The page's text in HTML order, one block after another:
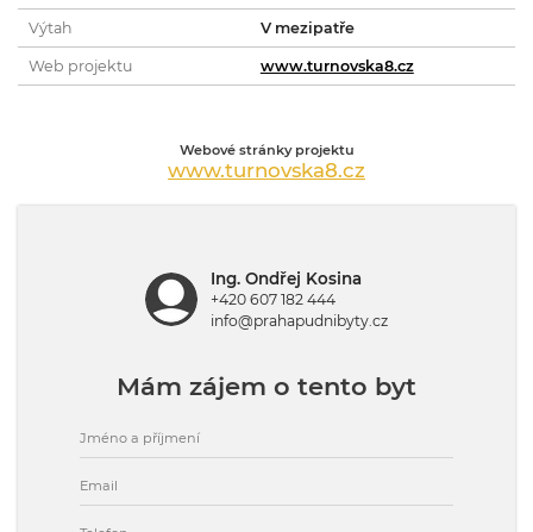
Výtah V mezipatře
Web projektu www.turnovska8.cz
Webové stránky projektu
www.turnovska8.cz
Ing. Ondřej Kosina
+420 607 182 444
info@prahapudnibyty.cz
Mám zájem o tento byt